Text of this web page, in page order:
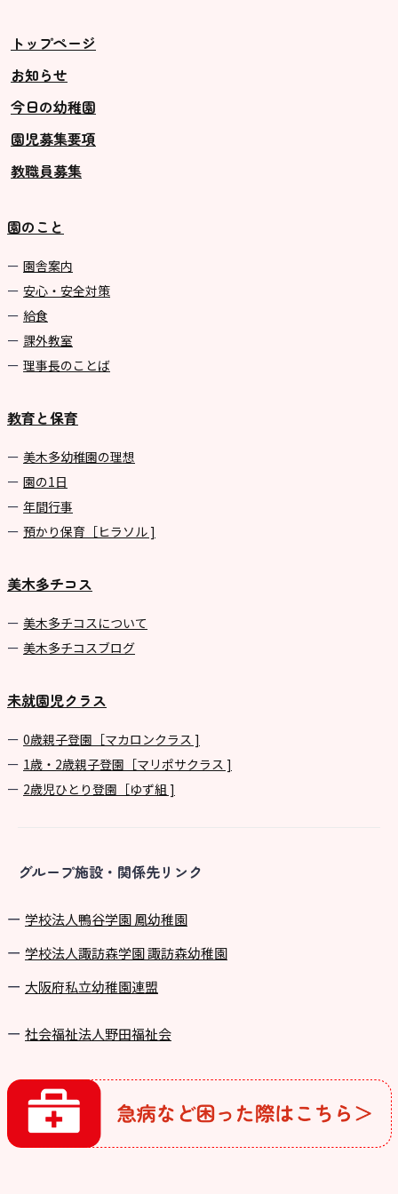
トップページ
お知らせ
今日の幼稚園
園児募集要項
教職員募集
園のこと
園舎案内
安心・安全対策
給食
課外教室
理事長のことば
教育と保育
美⽊多幼稚園の理想
園の1⽇
年間⾏事
預かり保育［ヒラソル ]
美木多チコス
美⽊多チコスについて
美⽊多チコスブログ
未就園児クラス
0歳親子登園［マカロンクラス ]
1歳・2歳親子登園［マリポサクラス ]
2歳児ひとり登園［ゆず組 ]
グループ施設・関係先リンク
学校法⼈鴨⾕学園 鳳幼稚園
学校法⼈諏訪森学園 諏訪森幼稚園
⼤阪府私⽴幼稚園連盟
社会福祉法人野田福祉会
2歳児ひとり登園［ゆず組 ]
グループ施設・
関係先リンク
学校法⼈鴨⾕学園 鳳幼稚園
学校法⼈諏訪森学園 諏訪森幼稚
⼤阪府私⽴幼稚園連盟
社会福祉法人野田福祉会